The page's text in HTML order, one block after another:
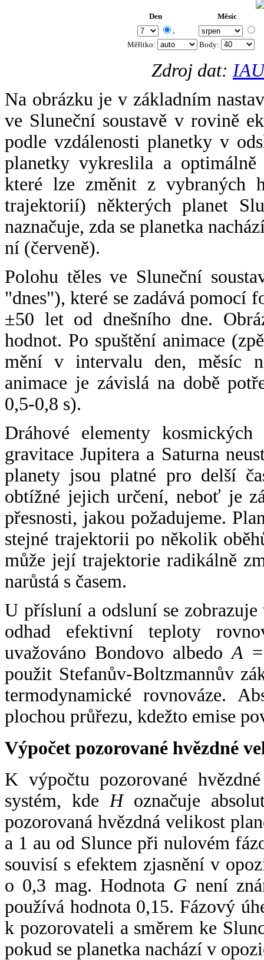
Den Měsíc
.
Měřítko: Body:
Zdroj dat:
Na obrázku je v základním
ve Sluneční soustavě v rovině
podle vzdálenosti planetky v
planetky vykreslila a
které lze změnit z vybraných
trajektorií) některých planet
naznačuje, zda se planetka
ní (červeně).
Polohu těles ve Sluneční
"dnes"), které se zadává pomocí
±50 let od dnešního dne.
hodnot. Po spuštění animace
mění v intervalu den, měsíc
animace je závislá na době
0,5-0,8 s).
Dráhové elementy
gravitace Jupitera a Saturna
planety jsou platné pro delší
obtížné jejich určení, neboť je
přesnosti, jakou požadujeme.
stejné trajektorii po několik
může její trajektorie radikálně
narůstá s časem.
U přísluní a odsluní se
odhad efektivní teploty
uvažováno Bondovo albedoA
použit Stefanův-Boltzmannův
termodynamické rovnováze.
plochou průřezu, kdežto emise
Výpočet pozorované hvězdné
K výpočtu pozorované
systém, kde Hoznačuje
pozorovaná hvězdná velikost
a 1 au od Slunce při nulovém
souvisí s efektem zjasnění v
o 0,3 mag. Hodnota G není
používá hodnota 0,15. Fázový
k pozorovateli a směrem ke
pokud se planetka nachází v